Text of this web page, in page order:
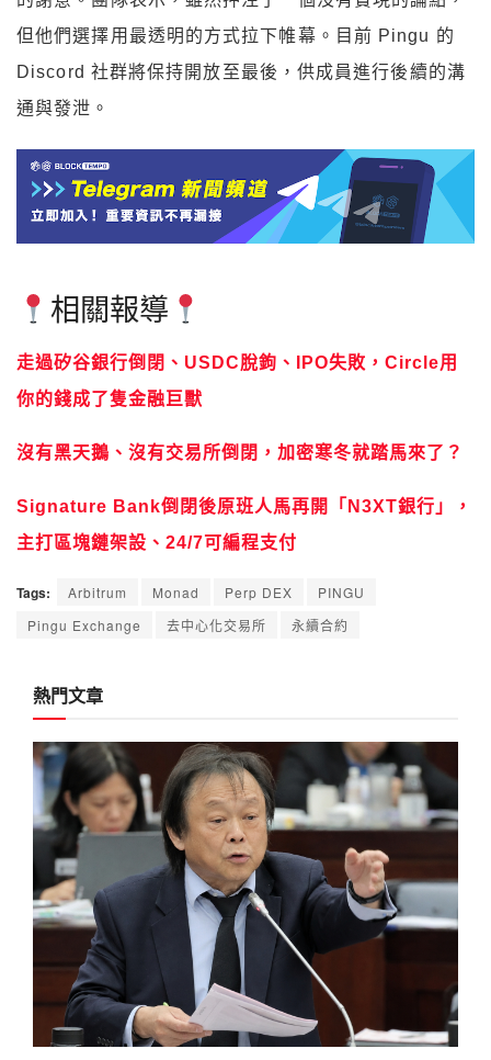
但他們選擇用最透明的方式拉下帷幕。目前 Pingu 的
Discord 社群將保持開放至最後，供成員進行後續的溝
通與發泄。
相關報導
走過矽谷銀行倒閉、USDC脫鉤、IPO失敗，Circle用
你的錢成了隻金融巨獸
沒有黑天鵝、沒有交易所倒閉，加密寒冬就踏馬來了？
Signature Bank倒閉後原班人馬再開「N3XT銀行」，
主打區塊鏈架設、24/7可編程支付
Tags: Arbitrum Monad Perp DEX
PINGU
Pingu Exchange
去中心化交易所 永續合約
熱門文章